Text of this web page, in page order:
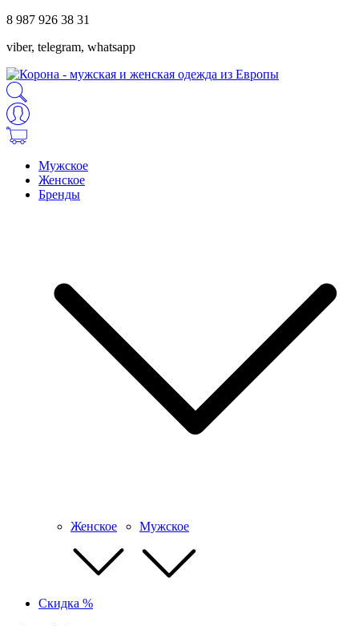
8 987 926 38 31
viber, telegram, whatsapp
Мужское
Женское
Бренды
Женское Мужское
Скидка %